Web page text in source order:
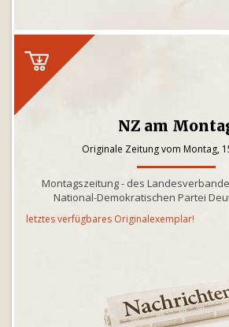
NZ am
Originale Zeitung vom Montag,
Montagszeitung - des
National-Demokratischen Partei
letztes verfügbares Originalexemplar!